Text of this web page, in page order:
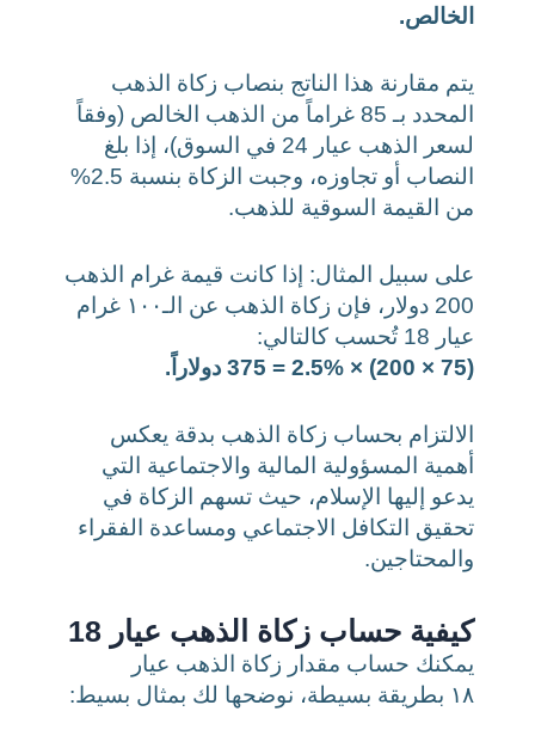
الخالص.
يتم مقارنة هذا الناتج بنصاب زكاة الذهب
المحدد بـ 85 غراماً من الذهب الخالص (وفقاً
لسعر الذهب عيار 24 في السوق)، إذا بلغ
النصاب أو تجاوزه، وجبت الزكاة بنسبة 2.5%
من القيمة السوقية للذهب.
على سبيل المثال: إذا كانت قيمة غرام الذهب
200 دولار، فإن زكاة الذهب عن الـ١٠٠ غرام
عيار 18 تُحسب كالتالي:
(75 × 200) × 2.5% = 375 دولاراً.
الالتزام بحساب زكاة الذهب بدقة يعكس
أهمية المسؤولية المالية والاجتماعية التي
يدعو إليها الإسلام، حيث تسهم الزكاة في
تحقيق التكافل الاجتماعي ومساعدة الفقراء
والمحتاجين.
كيفية حساب زكاة الذهب عيار 18
يمكنك حساب مقدار زكاة الذهب عيار
١٨ بطريقة بسيطة، نوضحها لك بمثال بسيط: